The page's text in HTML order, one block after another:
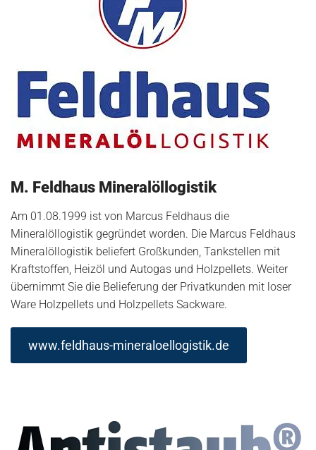
M. Feldhaus Mineralöllogistik
Am 01.08.1999 ist von Marcus Feldhaus die
Mineralöllogistik gegründet worden. Die Marcus Feldhaus
Mineralöllogistik beliefert Großkunden, Tankstellen mit
Kraftstoffen, Heizöl und Autogas und Holzpellets. Weiter
übernimmt Sie die Belieferung der Privatkunden mit loser
Ware Holzpellets und Holzpellets Sackware.
www.feldhaus-mineraloellogistik.de